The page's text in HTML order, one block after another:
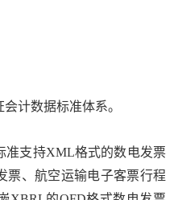
计数据标准体系。
支持XML格式的数电发票
票、航空运输电子客票行程